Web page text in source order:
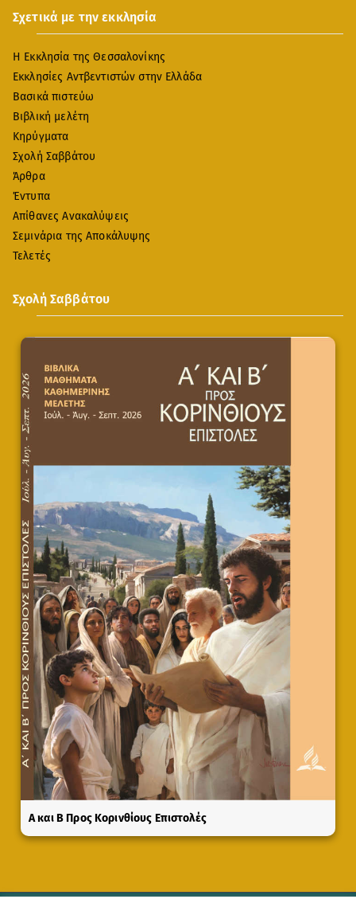
Σχετικά με την εκκλησία
Η Εκκλησία της Θεσσαλονίκης
Εκκλησίες Αντβεντιστών στην Ελλάδα
Βασικά πιστεύω
Βιβλική μελέτη
Κηρύγματα
Σχολή Σαββάτου
Άρθρα
Έντυπα
Απίθανες Ανακαλύψεις
Σεμινάρια της Αποκάλυψης
Τελετές
Σχολή Σαββάτου
A και Β Προς Κορινθίους Επιστολές